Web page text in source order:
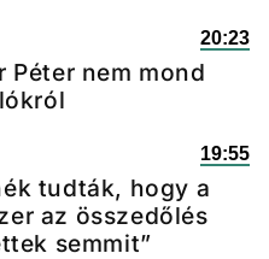
20:23
Péter nem mond
19:55
tudták, hogy a
az összedőlés
semmit”